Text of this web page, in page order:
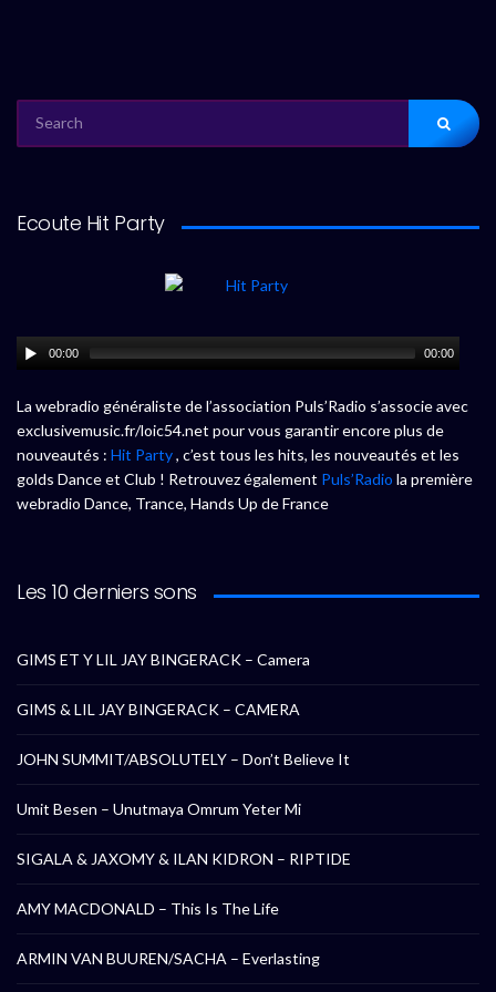
FOR:
Ecoute Hit Party
00:00 00:00
La webradio généraliste de l’association Puls’Radio s’associe avec
exclusivemusic.fr/loic54.net pour vous garantir encore plus de
nouveautés : Hit Party, c’est tous les hits, les nouveautés et les
golds Dance et Club ! Retrouvez également Puls’Radio la première
webradio Dance, Trance, Hands Up de France
Les 10 derniers sons
GIMS ET Y LIL JAY BINGERACK – Camera
GIMS & LIL JAY BINGERACK – CAMERA
JOHN SUMMIT/ABSOLUTELY – Don’t Believe It
Umit Besen – Unutmaya Omrum Yeter Mi
SIGALA & JAXOMY & ILAN KIDRON – RIPTIDE
AMY MACDONALD – This Is The Life
ARMIN VAN BUUREN/SACHA – Everlasting